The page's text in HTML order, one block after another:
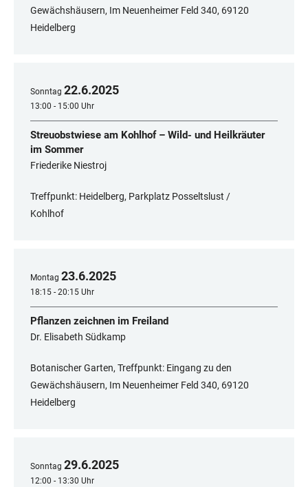
Gewächshäusern, Im Neuenheimer Feld 340, ​​​​​​​69120
Heidelberg
Sonntag 22.6.2025
13:00 - 15:00 Uhr
Streuobstwiese am Kohlhof – Wild- und Heilkräuter
im Sommer
Friederike Niestroj
Treffpunkt: Heidelberg, Parkplatz Posseltslust /
Kohlhof
Montag 23.6.2025
18:15 - 20:15 Uhr
Pflanzen zeichnen im Freiland
Dr. Elisabeth Südkamp
Botanischer Garten, Treffpunkt: Eingang zu den
Gewächshäusern, Im Neuenheimer Feld 340, 69120
Heidelberg
Sonntag 29.6.2025
12:00 - 13:30 Uhr